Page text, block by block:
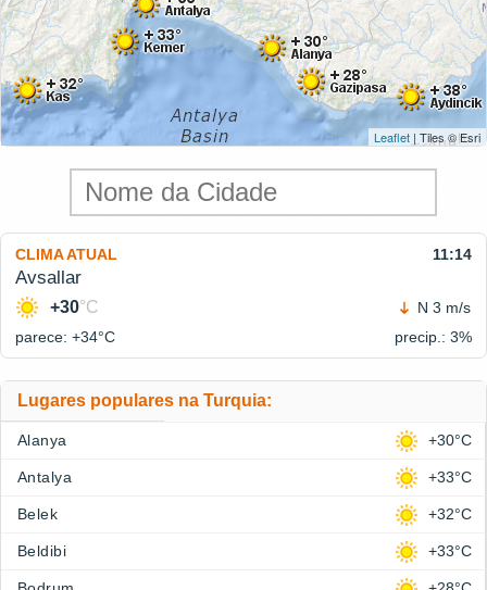
Leaflet | Tiles © Esri
CLIMA ATUAL 11:14
Avsallar
+30°C
N 3 m/s
parece: +34°C precip.: 3%
Lugares populares na Turquia:
Alanya +30°C
Antalya +33°C
Belek +32°C
Beldibi +33°C